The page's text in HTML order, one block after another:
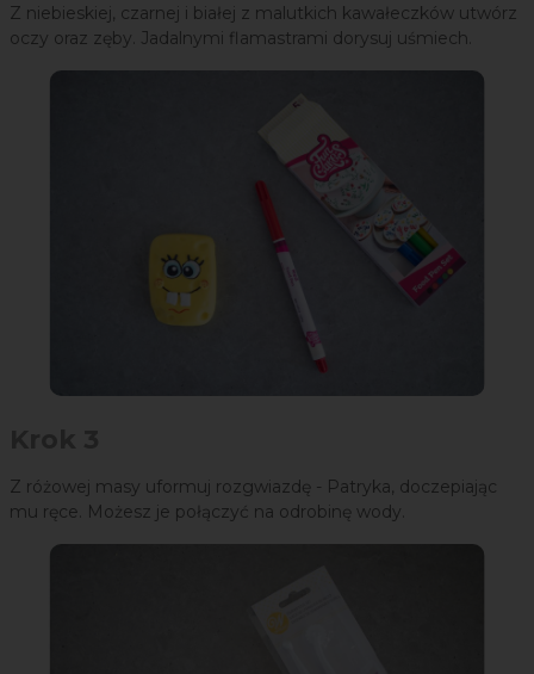
Z niebieskiej, czarnej i białej z malutkich kawałeczków utwórz
oczy oraz zęby. Jadalnymi flamastrami dorysuj uśmiech.
Z różowej masy uformuj rozgwiazdę - Patryka, doczepiając
mu ręce. Możesz je połączyć na odrobinę wody.